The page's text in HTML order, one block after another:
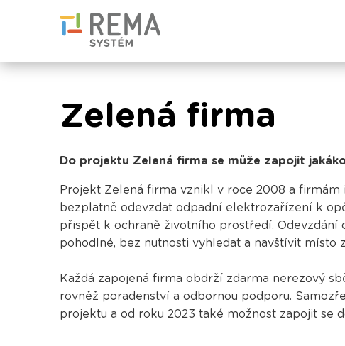
Zelená firma
Do projektu Zelená firma se může zapojit
Projekt Zelená firma vznikl v roce 2008 a
bezplatně odevzdat odpadní elektrozařízení k
přispět k ochraně životního prostředí.
pohodlné, bez nutnosti vyhledat a navštívit místo
Každá zapojená firma obdrží zdarma nerezový
rovněž poradenství a odbornou podporu.
projektu a od roku 2023 také možnost zapojit se